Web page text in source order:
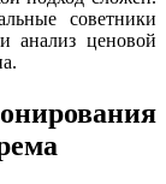
советники
анализ ценовой